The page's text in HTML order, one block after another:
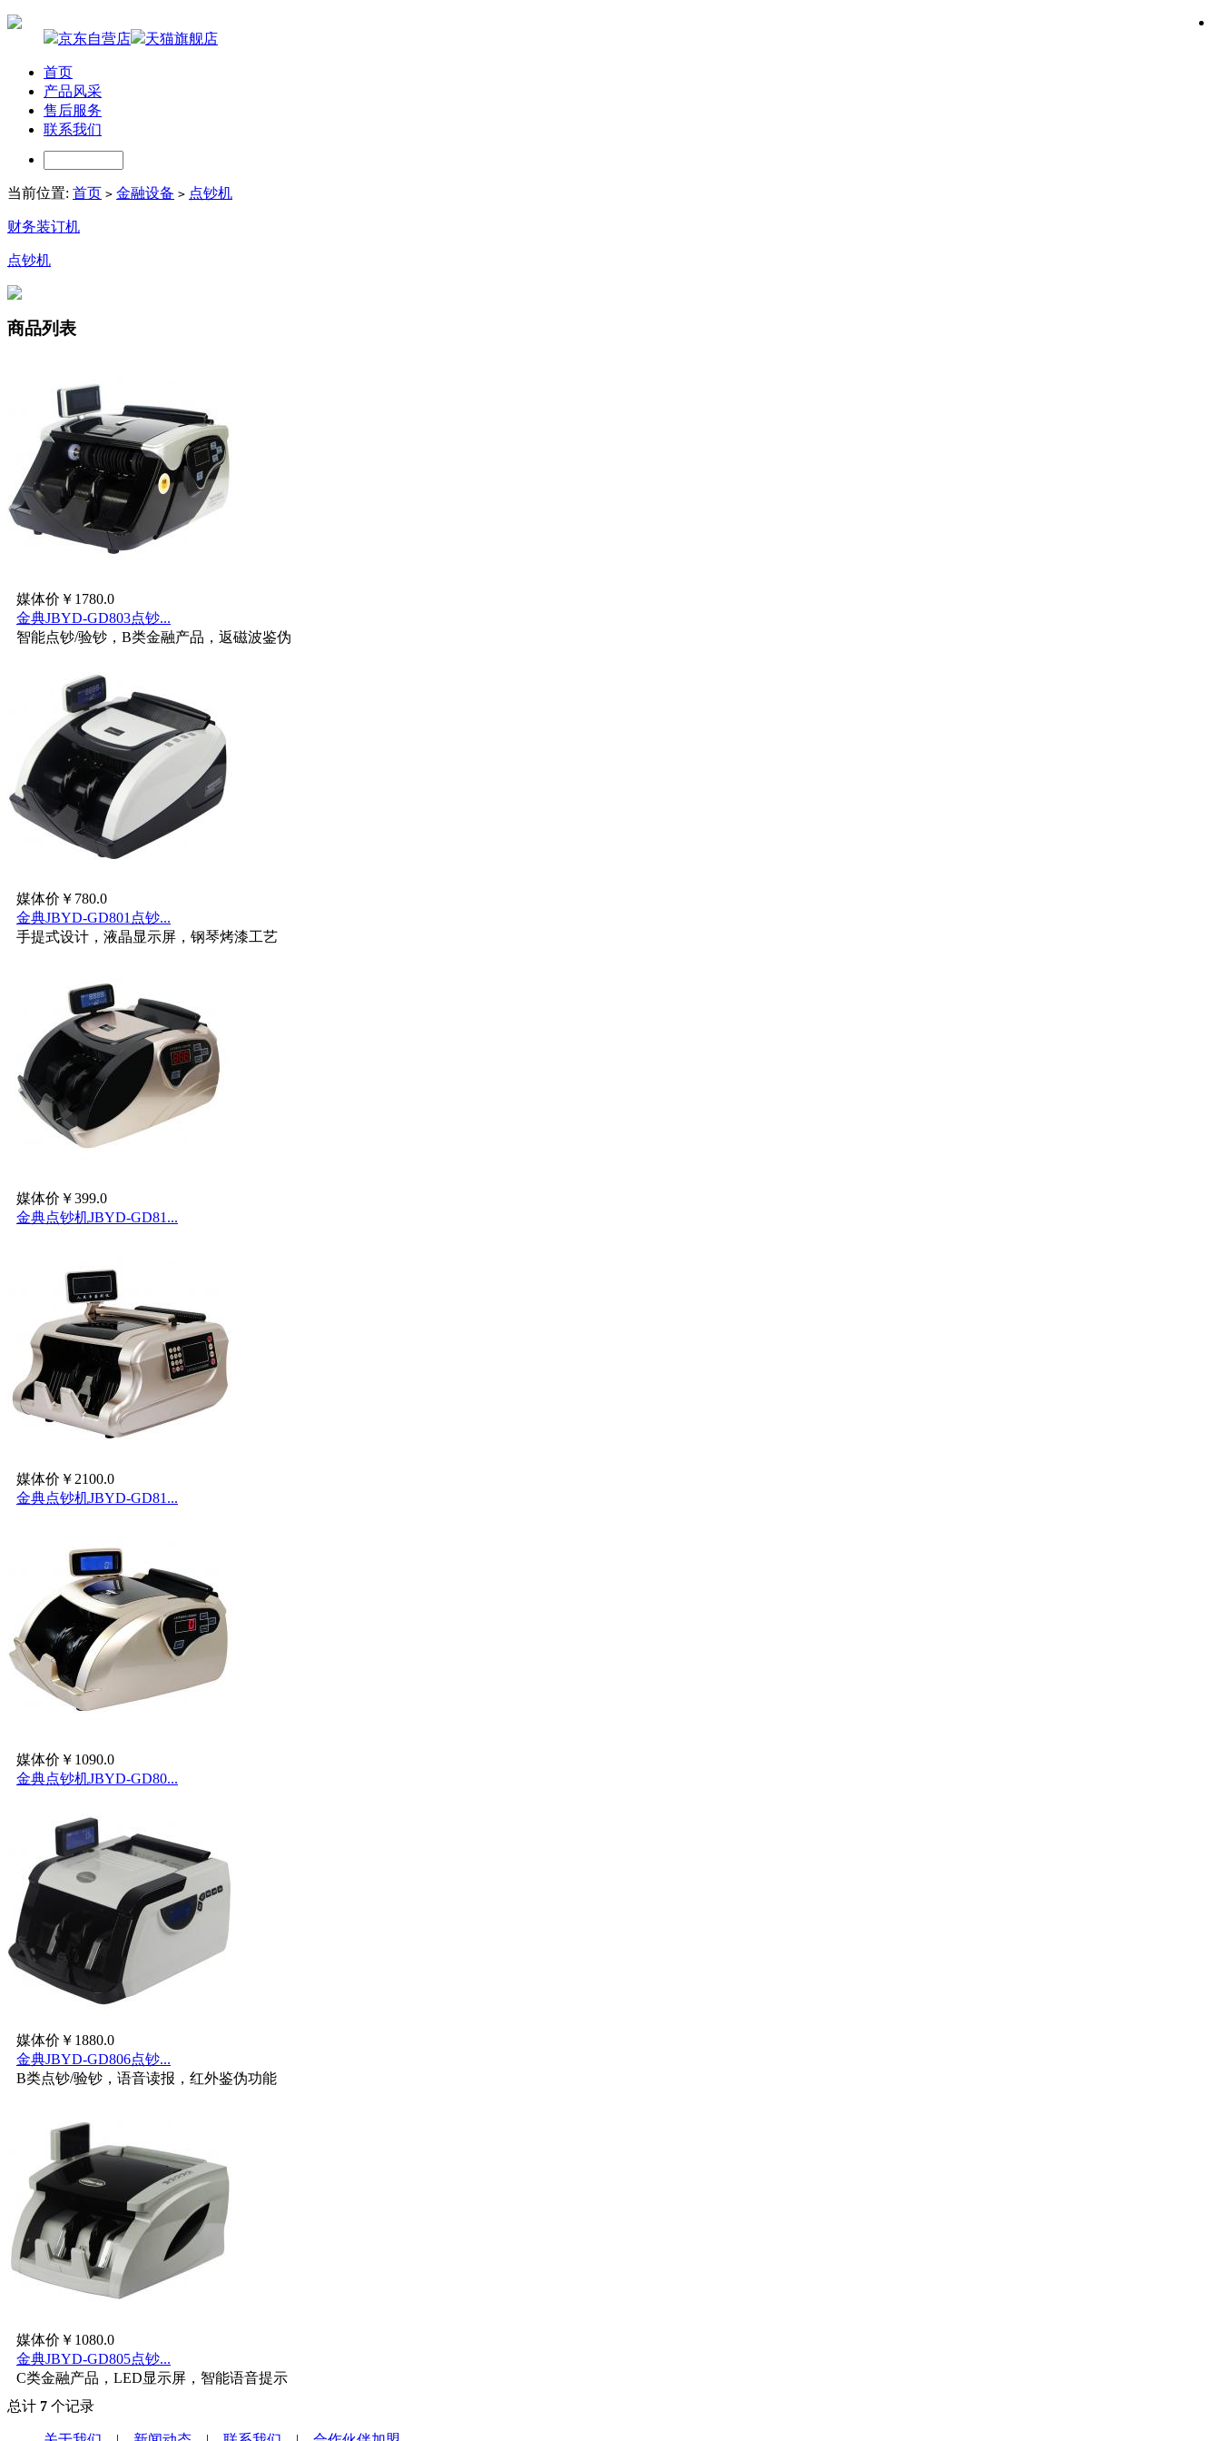
京东自营店 天猫旗舰店
首页
产品风采
售后服务
联系我们
当前位置: 首页 > 金融设备 > 点钞机
财务装订机
点钞机
商品列表
媒体价￥1780.0
金典JBYD-GD803点钞...
智能点钞/验钞，B类金融产品，返磁波鉴伪
媒体价￥780.0
金典JBYD-GD801点钞...
手提式设计，液晶显示屏，钢琴烤漆工艺
媒体价￥399.0
金典点钞机JBYD-GD81...
媒体价￥2100.0
金典点钞机JBYD-GD81...
媒体价￥1090.0
金典点钞机JBYD-GD80...
媒体价￥1880.0
金典JBYD-GD806点钞...
B类点钞/验钞，语音读报，红外鉴伪功能
媒体价￥1080.0
金典JBYD-GD805点钞...
C类金融产品，LED显示屏，智能语音提示
总计 7 个记录